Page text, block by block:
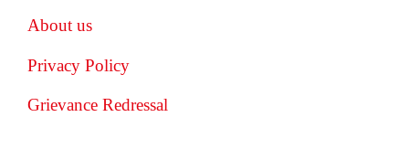
About us
Privacy Policy
Grievance Redressal